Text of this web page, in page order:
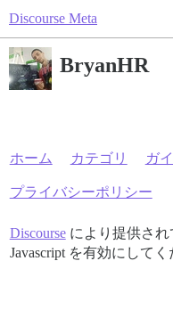
Discourse Meta
BryanHR
ホーム カテゴリ ガ
プライバシーポリシー
Discourseにより提供され
Javascript を有効にしてく